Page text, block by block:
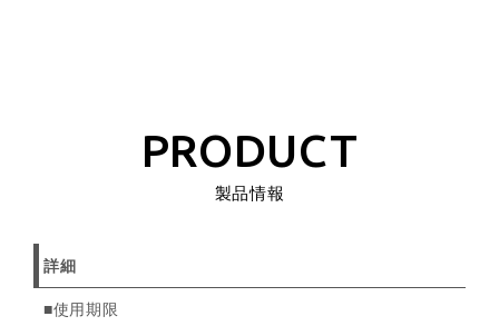
PRODUCT
製品情報
詳細
■使用期限